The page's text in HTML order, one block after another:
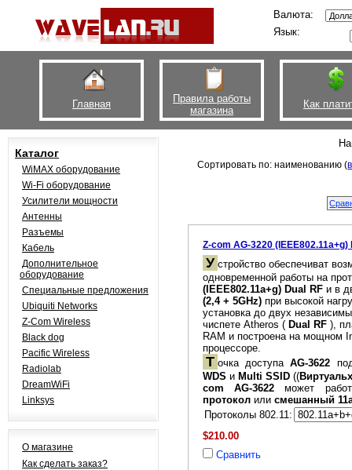
Валюта:
Язык:
Главная
Правила работы
магазина
Как
Каталог
WiMAX оборудование
Wi-Fi оборудование
Усилители мощности
Антенны
Разъемы
Кабель
Дополнительное
оборудование
Специальные предложения
Ubiquiti Networks
Z-Com Wireless
Black dog
Pacific Wireless
Radiolab
DreamWiFi
Linksys
О магазине
Как сделать заказ?
Сортировать по: наименованию (
Z-com AG-3220
У стройство обеспечиват
одновременной работы на
(IEEE802.11a+g) Dual RF и в
(2,4 + 5GHz) при высокой
установка до двух
чиспете Atheros ( Dual RF ),
RAM и построена на мощном
процессоре.
Т очка доступаAG-3622
WDS и Multi SSID ((
com AG-3622 может
протокол или смешанный
Протоколы 802.11:
$210.00
Сравнить